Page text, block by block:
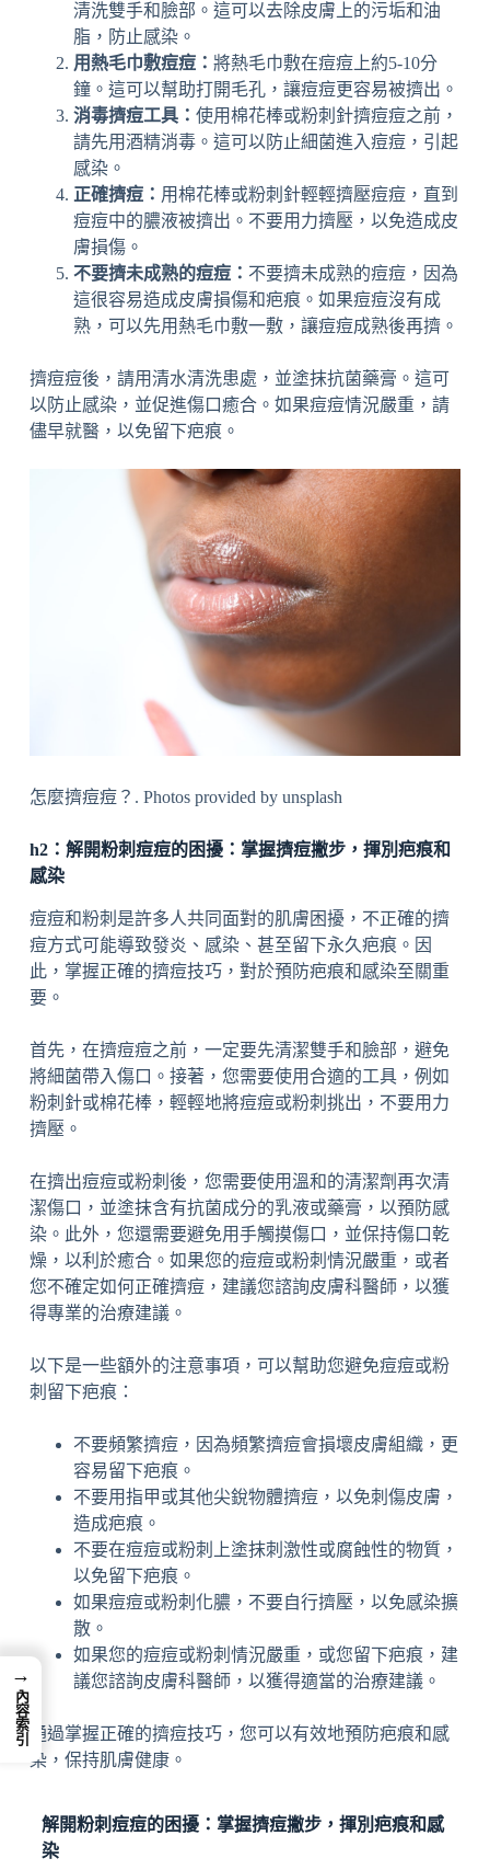
清洗雙手和臉部。這可以去除皮膚上的污垢和油
脂，防止感染。
用熱毛巾敷痘痘： 將熱毛巾敷在痘痘上約5-10分
鐘。這可以幫助打開毛孔，讓痘痘更容易被擠出。
消毒擠痘工具： 使用棉花棒或粉刺針擠痘痘之前，
請先用酒精消毒。這可以防止細菌進入痘痘，引起
感染。
正確擠痘： 用棉花棒或粉刺針輕輕擠壓痘痘，直到
痘痘中的膿液被擠出。不要用力擠壓，以免造成皮
膚損傷。
不要擠未成熟的痘痘： 不要擠未成熟的痘痘，因為
這很容易造成皮膚損傷和疤痕。如果痘痘沒有成
熟，可以先用熱毛巾敷一敷，讓痘痘成熟後再擠。
擠痘痘後，請用清水清洗患處，並塗抹抗菌藥膏。這可
以防止感染，並促進傷口癒合。如果痘痘情況嚴重，請
儘早就醫，以免留下疤痕。
怎麼擠痘痘？. Photos provided by unsplash
h2：解開粉刺痘痘的困擾：掌握擠痘撇步，揮別疤痕和
感染
痘痘和粉刺是許多人共同面對的肌膚困擾，不正確的擠
痘方式可能導致發炎、感染、甚至留下永久疤痕。因
此，掌握正確的擠痘技巧，對於預防疤痕和感染至關重
要。
首先，在擠痘痘之前，一定要先清潔雙手和臉部，避免
將細菌帶入傷口。接著，您需要使用合適的工具，例如
粉刺針或棉花棒，輕輕地將痘痘或粉刺挑出，不要用力
擠壓。
在擠出痘痘或粉刺後，您需要使用溫和的清潔劑再次清
潔傷口，並塗抹含有抗菌成分的乳液或藥膏，以預防感
染。此外，您還需要避免用手觸摸傷口，並保持傷口乾
燥，以利於癒合。如果您的痘痘或粉刺情況嚴重，或者
您不確定如何正確擠痘，建議您諮詢皮膚科醫師，以獲
得專業的治療建議。
以下是一些額外的注意事項，可以幫助您避免痘痘或粉
刺留下疤痕：
不要頻繁擠痘，因為頻繁擠痘會損壞皮膚組織，更
容易留下疤痕。
不要用指甲或其他尖銳物體擠痘，以免刺傷皮膚，
造成疤痕。
不要在痘痘或粉刺上塗抹刺激性或腐蝕性的物質，
以免留下疤痕。
如果痘痘或粉刺化膿，不要自行擠壓，以免感染擴
散。
如果您的痘痘或粉刺情況嚴重，或您留下疤痕，建
議您諮詢皮膚科醫師，以獲得適當的治療建議。
通過掌握正確的擠痘技巧，您可以有效地預防疤痕和感
染，保持肌膚健康。
解開粉刺痘痘的困擾：掌握擠痘撇步，揮別疤痕和感
染
→
內容索引